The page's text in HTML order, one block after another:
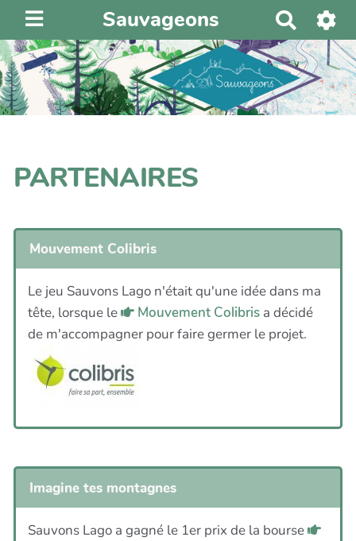
Sauvageons
e
c
h
e
r
PARTENAIRES
Mouvement Colibris
Le jeu Sauvons Lago n'était qu'une idée dans ma
tête, lorsque le
Mouvement Colibris a décidé
de m'accompagner pour faire germer le projet.
Imagine tes montagnes
Sauvons Lago a gagné le 1er prix de la bourse